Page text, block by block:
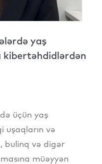
yaş
kibertəhdidlərdən
üçün yaş
və
bulinq və digər
müəyyən